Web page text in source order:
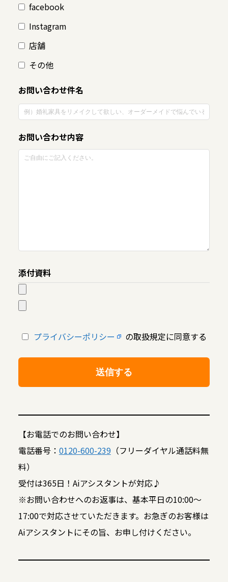
facebook
Instagram
店舗
その他
お問い合わせ件名
お問い合わせ内容
添付資料
プライバシーポリシー の取扱規定に同意する
【お電話でのお問い合わせ】
電話番号： 0120-600-239（フリーダイヤル通話料無
料）
受付は365日！Aiアシスタントが対応♪
※お問い合わせへのお返事は、基本平日の10:00～
17:00で対応させていただきます。お急ぎのお客様は
Aiアシスタントにその旨、お申し付けください。